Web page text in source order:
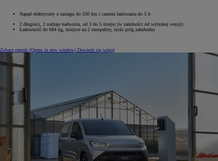
Napęd elektryczny o zasięgu do 330 km i czasem ładowania do 5 h
2 długości, 2 rodzaje nadwozia, od 3 do 5 miejsc (w zależności od wybranej wersji)
Ładowność do 684 kg, miejsce na 2 europalety, niski próg załadunku
Zobacz cennik (Opens in new window) Dowiedz się więcej